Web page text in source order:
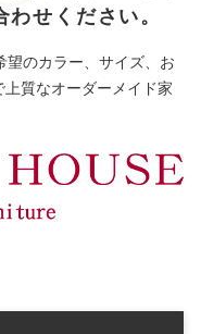
せください。
望のカラー、サイズ、お
質なオーダーメイド家